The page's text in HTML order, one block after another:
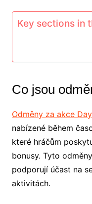
Key sections in
Co jsou
Odměny za akce
nabízené během
které hráčům
bonusy. Tyto
podporují účast na
aktivitách.